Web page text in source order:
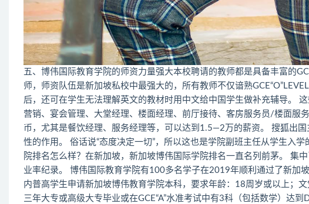
五、博伟国际教育学院的师资力量强大本校聘请的教师都是具备丰富的
师，师资队伍是新加坡私校中最强大的，所有教师不仅谙熟
后，还可在学生无法理解英文的教材时用中文给中国学生做补充辅导。
营销、宴会管理、大堂经理、楼面经理、前厅接待、客房服务员/楼面
币，尤其是餐饮经理、服务经理等，可以达到1.5—2万的薪资。 搜狐出
性的作用。 俗话说“态度决定一切”，所以这也是学院副班主任从学生入
院排名怎么样？在新加坡，新加坡博伟国际学院排名一直名列前茅。 集
业率纪录。 博伟国际教育学院有100多名学子在2019年顺利通过了新加
内普高学生申请新加坡博伟教育学院本科，要求年龄：18周岁或以上；
三年大专或高级大专毕业或在GCE“A”水准考试中有3科（包括数学）达